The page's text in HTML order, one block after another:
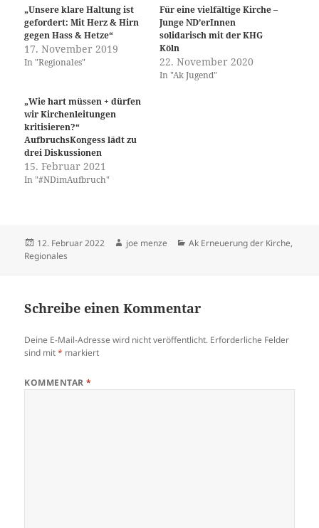
„Unsere klare Haltung ist
gefordert: Mit Herz & Hirn
gegen Hass & Hetze“
17. November 2019
In "Regionales"
Für eine vielfältige Kirche –
Junge ND’erInnen
solidarisch mit der KHG
Köln
22. November 2020
In "Ak Jugend"
„Wie hart müssen + dürfen
wir Kirchenleitungen
kritisieren?“
AufbruchsKongess lädt zu
drei Diskussionen
15. Februar 2021
In "#NDimAufbruch"
Veröffentlicht
am
12. Februar 2022 Autor
joe menze Kategorien
Ak Erneuerung der Kirche,
Regionales
Schreibe einen Kommentar
Deine E-Mail-Adresse wird nicht veröffentlicht. Erforderliche Felder
sind mit* markiert
KOMMENTAR*